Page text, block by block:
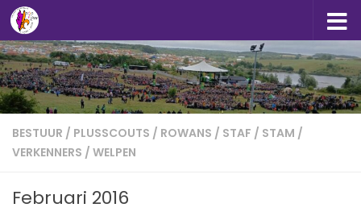
Doorgaan naar inhoud
BESTUUR / PLUSSCOUTS / ROWANS / STAF / STAM /
VERKENNERS / WELPEN
Februari 2016